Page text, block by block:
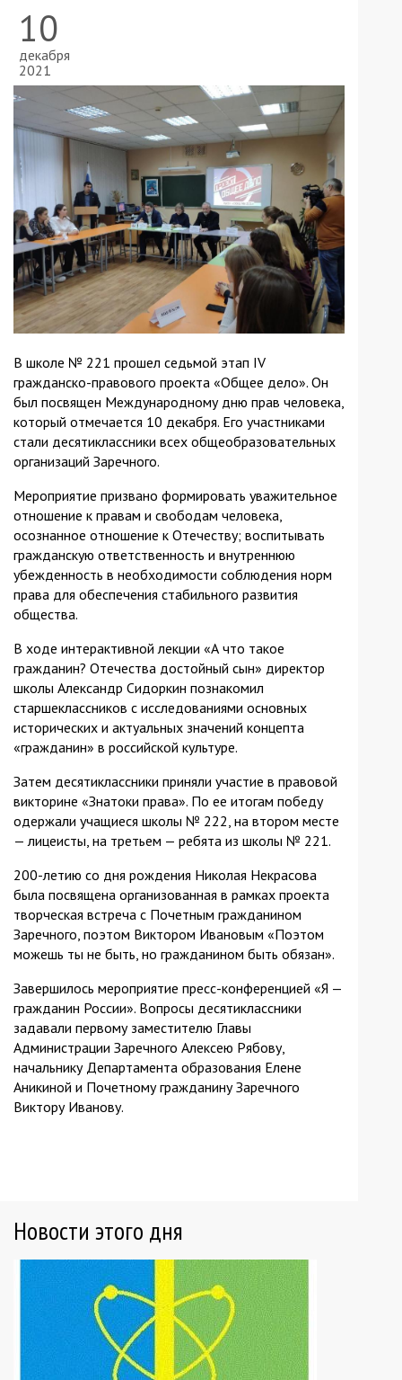
10
декабря
2021
В школе № 221 прошел седьмой этап IV
гражданско-правового проекта «Общее дело». Он
был посвящен Международному дню прав человека,
который отмечается 10 декабря. Его участниками
стали десятиклассники всех общеобразовательных
организаций Заречного.
Мероприятие призвано формировать уважительное
отношение к правам и свободам человека,
осознанное отношение к Отечеству; воспитывать
гражданскую ответственность и внутреннюю
убежденность в необходимости соблюдения норм
права для обеспечения стабильного развития
общества.
В ходе интерактивной лекции «А что такое
гражданин? Отечества достойный сын» директор
школы Александр Сидоркин познакомил
старшеклассников с исследованиями основных
исторических и актуальных значений концепта
«гражданин» в российской культуре.
Затем десятиклассники приняли участие в правовой
викторине «Знатоки права». По ее итогам победу
одержали учащиеся школы № 222, на втором месте
— лицеисты, на третьем — ребята из школы № 221.
200-летию со дня рождения Николая Некрасова
была посвящена организованная в рамках проекта
творческая встреча с Почетным гражданином
Заречного, поэтом Виктором Ивановым «Поэтом
можешь ты не быть, но гражданином быть обязан».
Завершилось мероприятие пресс-конференцией «Я —
гражданин России». Вопросы десятиклассники
задавали первому заместителю Главы
Администрации Заречного Алексею Рябову,
начальнику Департамента образования Елене
Аникиной и Почетному гражданину Заречного
Виктору Иванову.
Новости этого дня